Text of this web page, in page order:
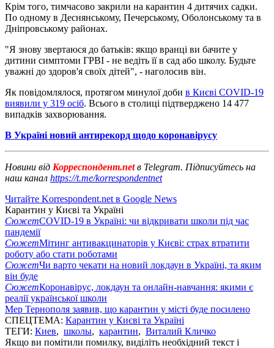
Крім того, тимчасово закрили на карантин 4 дитячих садки.
По одному в Деснянському, Печерському, Оболонському та в
Дніпровському районах.
"Я знову звертаюся до батьків: якщо вранці ви бачите у
дитини симптоми ГРВІ - не ведіть її в сад або школу. Будьте
уважні до здоров'я своїх дітей", - наголосив він.
Як повідомлялося, протягом минулої доби в Києві COVID-19
виявили у 319 осіб. Всього в столиці підтверджено 14 477
випадків захворювання.
В Україні новий антирекорд щодо коронавірусу
Новини від Корреспондент.netв Telegram. Підписуйтесь на
наш канал https://t.me/korrespondentnet
Читайте Korrespondent.net в Google News
Карантин у Києві та Україні
СюжетCOVID-19 в Україні: чи відкривати школи під час
пандемії
СюжетМітинг антивакцинаторів у Києві: страх втратити
роботу або стати роботами
СюжетЧи варто чекати на новий локдаун в Україні, та яким
він буде
СюжетКоронавірус, локдаун та онлайн-навчання: якими є
реалії української школи
Мер Тернополя заявив, що карантин у місті буде посилено
СПЕЦТЕМА: Карантин у Києві та Україні
ТЕГИ: Киев, школы, карантин, Виталий Кличко
Якщо ви помітили помилку, виділіть необхідний текст і